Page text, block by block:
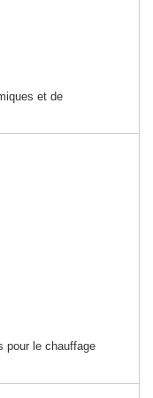
et de
pour le chauffage